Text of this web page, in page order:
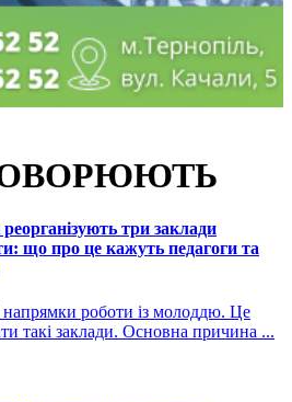
три заклади
що про це кажуть педагоги та
напрямки роботи із молоддю. Це
такі заклади. Основна причина ...